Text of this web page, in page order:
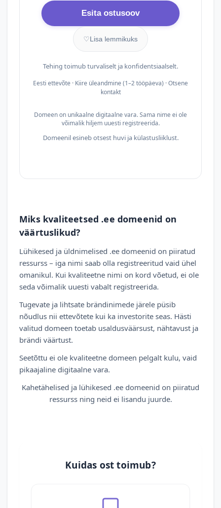
Esita ostusoov
♡Lisa lemmikuks
Tehing toimub turvaliselt ja konfidentsiaalselt.
Eesti ettevõte · Kiire üleandmine (1–2 tööpäeva) · Otsene
kontakt
Domeen on unikaalne digitaalne vara. Sama nime ei ole
võimalik hiljem uuesti registreerida.
Domeenil esineb otsest huvi ja külastusliiklust.
Miks kvaliteetsed .ee domeenid on
väärtuslikud?
Lühikesed ja üldnimelised .ee domeenid on piiratud
ressurss – iga nimi saab olla registreeritud vaid ühel
omanikul. Kui kvaliteetne nimi on kord võetud, ei ole
seda võimalik uuesti vabalt registreerida.
Tugevate ja lihtsate brändinimede järele püsib
nõudlus nii ettevõtete kui ka investorite seas. Hästi
valitud domeen toetab usaldusväärsust, nähtavust ja
brändi väärtust.
Seetõttu ei ole kvaliteetne domeen pelgalt kulu, vaid
pikaajaline digitaalne vara.
Kahetähelised ja lühikesed .ee domeenid on piiratud
ressurss ning neid ei lisandu juurde.
Kuidas ost toimub?